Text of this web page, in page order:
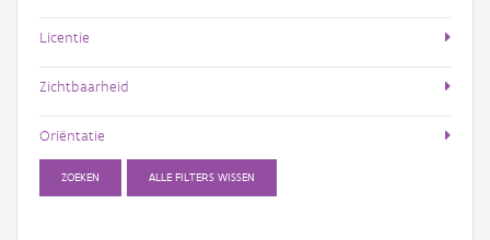
Licentie
Zichtbaarheid
Oriëntatie
ZOEKEN ALLE FILTERS WISSEN